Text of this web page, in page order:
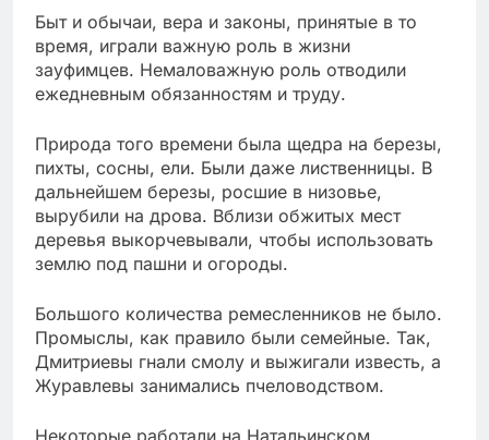
Быт и обычаи, вера и законы, принятые в то
время, играли важную роль в жизни
зауфимцев. Немаловажную роль отводили
ежедневным обязанностям и труду.
Природа того времени была щедра на березы,
пихты, сосны, ели. Были даже лиственницы. В
дальнейшем березы, росшие в низовье,
вырубили на дрова. Вблизи обжитых мест
деревья выкорчевывали, чтобы использовать
землю под пашни и огороды.
Большого количества ремесленников не было.
Промыслы, как правило были семейные. Так,
Дмитриевы гнали смолу и выжигали известь, а
Журавлевы занимались пчеловодством.
Некоторые работали на Натальинском